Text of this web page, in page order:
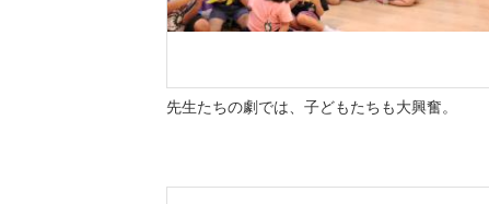
先生たちの劇では、子どもたちも大興奮。